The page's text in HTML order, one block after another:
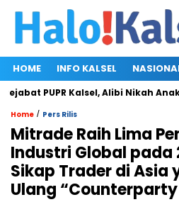
HOME INFO KALSEL
PUPR Kalsel, Alibi Nikah Anak
Home / Pers Rilis
Mitrade Raih Lima
Industri Global pada
Sikap Trader di Asia
Ulang “Counterparty